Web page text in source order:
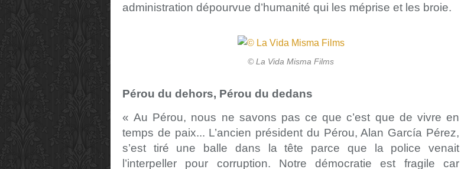
administration dépourvue d’humanité qui les méprise et les broie.
© La Vida Misma Films
Pérou du dehors, Pérou du dedans
« Au Pérou, nous ne savons pas ce que c’est que de vivre en
temps de paix... L’ancien président du Pérou, Alan García Pérez,
s’est tiré une balle dans la tête parce que la police venait
l’interpeller pour corruption. Notre démocratie est fragile car